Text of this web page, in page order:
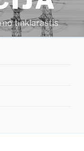
tinklaraštis